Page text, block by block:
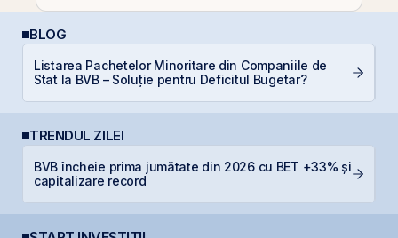
BLOG
Listarea Pachetelor Minoritare din Companiile de
Stat la BVB – Soluție pentru Deficitul Bugetar?
TRENDUL ZILEI
BVB încheie prima jumătate din 2026 cu BET +33% și
capitalizare record